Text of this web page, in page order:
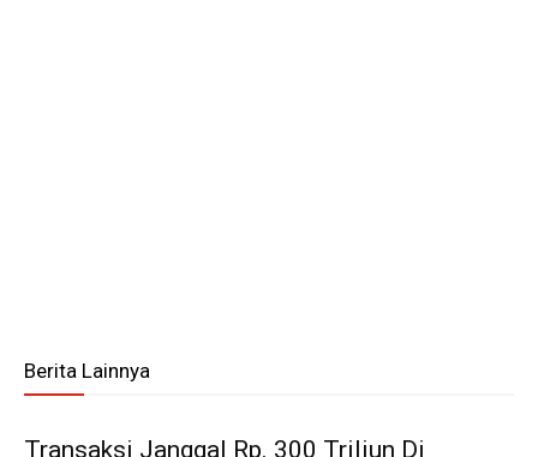
Berita Lainnya
Transaksi Janggal Rp. 300 Triliun Di